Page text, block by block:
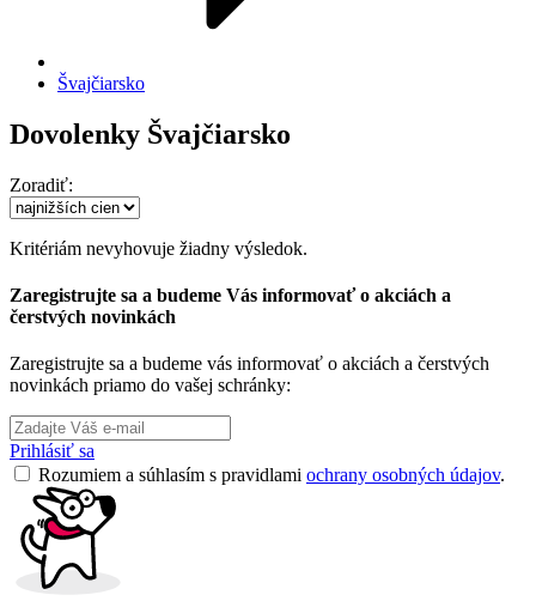
Švajčiarsko
Dovolenky Švajčiarsko
Zoradiť:
Kritériám nevyhovuje žiadny výsledok.
Zaregistrujte sa a budeme Vás informovať o akciách a
čerstvých novinkách
Zaregistrujte sa a budeme vás informovať o akciách a čerstvých
novinkách priamo do vašej schránky:
Prihlásiť sa
Rozumiem a súhlasím s pravidlami ochrany osobných údajov.